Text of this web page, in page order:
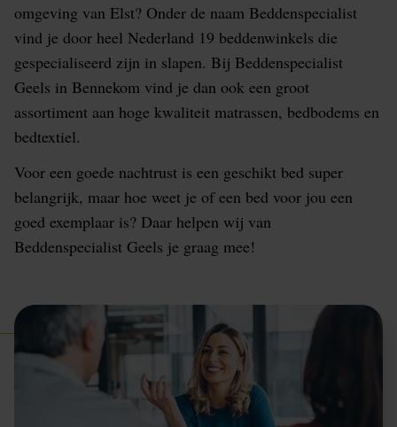
omgeving van Elst? Onder de naam Beddenspecialist
vind je door heel Nederland 19 beddenwinkels die
gespecialiseerd zijn in slapen. Bij Beddenspecialist
Geels in Bennekom vind je dan ook een groot
assortiment aan hoge kwaliteit matrassen, bedbodems en
bedtextiel.
Voor een goede nachtrust is een geschikt bed super
belangrijk, maar hoe weet je of een bed voor jou een
goed exemplaar is? Daar helpen wij van
Beddenspecialist Geels je graag mee!